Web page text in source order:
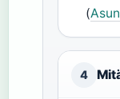
(
4